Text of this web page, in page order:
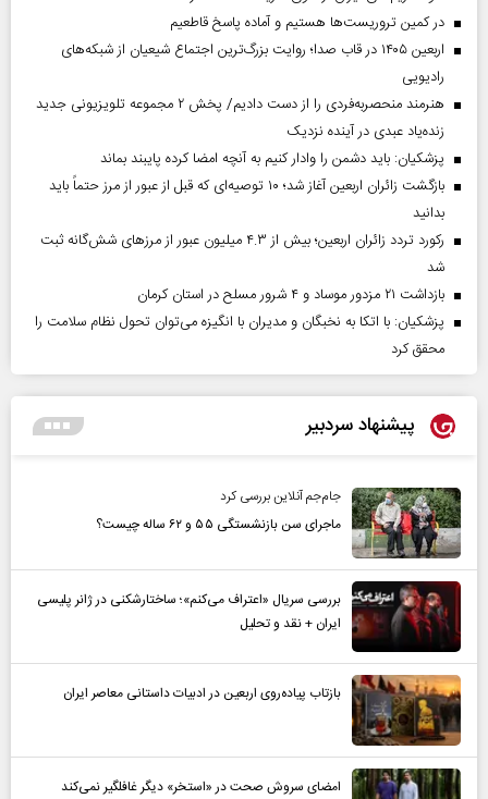
در کمین تروریست‌ها هستیم و آماده پاسخ قاطعیم
اربعین ۱۴۰۵ در قاب صدا؛ روایت بزرگ‌ترین اجتماع شیعیان از شبکه‌های
رادیویی
هنرمند منحصر‌به‌فردی را از دست دادیم/ پخش ۲ مجموعه تلویزیونی جدید
زنده‌یاد عبدی در آینده نزدیک
پزشکیان: باید دشمن را وادار کنیم به آنچه امضا کرده پایبند بماند
بازگشت زائران اربعین آغاز شد؛ ۱۰ توصیه‌ای که قبل از عبور از مرز حتماً باید
بدانید
رکورد تردد زائران اربعین؛ بیش از ۴.۳ میلیون عبور از مرزهای شش‌گانه ثبت
شد
بازداشت ۲۱ مزدور موساد و ۴ شرور مسلح در استان کرمان
پزشکیان: با اتکا به نخبگان و مدیران با انگیزه می‌توان تحول نظام سلامت را
محقق کرد
پیشنهاد سردبیر
جام‌جم آنلاین بررسی کرد
ماجرای سن بازنشستگی ۵۵ و ۶۲ ساله چیست؟
بررسی سریال «اعتراف می‌کنم»؛ ساختارشکنی در ژانر پلیسی
ایران + نقد و تحلیل
بازتاب پیاده‌روی اربعین در ادبیات داستانی معاصر ایران
امضای سروش صحت در «استخر» دیگر غافلگیر نمی‌کند